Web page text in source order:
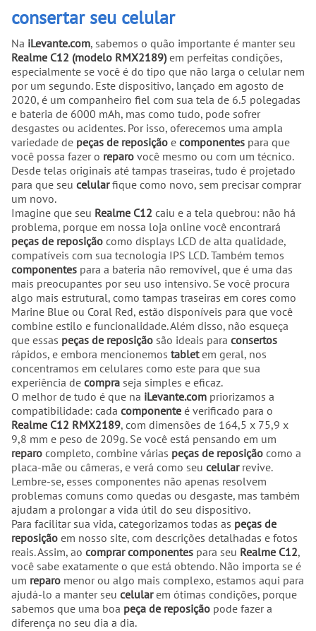
consertar seu celular
Na iLevante.com, sabemos o quão importante é manter seu
Realme C12 (modelo RMX2189)em perfeitas condições,
especialmente se você é do tipo que não larga o celular nem
por um segundo. Este dispositivo, lançado em agosto de
2020, é um companheiro fiel com sua tela de 6.5 polegadas
e bateria de 6000 mAh, mas como tudo, pode sofrer
desgastes ou acidentes. Por isso, oferecemos uma ampla
variedade de peças de reposição e componentes para que
você possa fazer o reparo você mesmo ou com um técnico.
Desde telas originais até tampas traseiras, tudo é projetado
para que seu celularfique como novo, sem precisar comprar
um novo.
Imagine que seu Realme C12 caiu e a tela quebrou: não há
problema, porque em nossa loja online você encontrará
peças de reposição como displays LCD de alta qualidade,
compatíveis com sua tecnologia IPS LCD. Também temos
componentes para a bateria não removível, que é uma das
mais preocupantes por seu uso intensivo. Se você procura
algo mais estrutural, como tampas traseiras em cores como
Marine Blue ou Coral Red, estão disponíveis para que você
combine estilo e funcionalidade. Além disso, não esqueça
que essas peças de reposição são ideais para consertos
rápidos, e embora mencionemos tabletem geral, nos
concentramos em celulares como este para que sua
experiência de compra seja simples e eficaz.
O melhor de tudo é que na iLevante.com priorizamos a
compatibilidade: cada componente é verificado para o
Realme C12 RMX2189, com dimensões de 164,5 x 75,9 x
9,8 mm e peso de 209g. Se você está pensando em um
reparo completo, combine várias peças de reposição como a
placa-mãe ou câmeras, e verá como seu celularrevive.
Lembre-se, esses componentes não apenas resolvem
problemas comuns como quedas ou desgaste, mas também
ajudam a prolongar a vida útil do seu dispositivo.
Para facilitar sua vida, categorizamos todas as peças de
reposição em nosso site, com descrições detalhadas e fotos
reais. Assim, ao comprar componentes para seu Realme C12,
você sabe exatamente o que está obtendo. Não importa se é
um reparo menor ou algo mais complexo, estamos aqui para
ajudá-lo a manter seu celularem ótimas condições, porque
sabemos que uma boa peça de reposição pode fazer a
diferença no seu dia a dia.